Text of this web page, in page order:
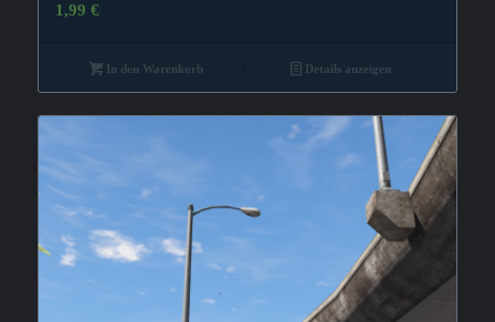
1,99 €
In den Warenkorb Details anzeigen